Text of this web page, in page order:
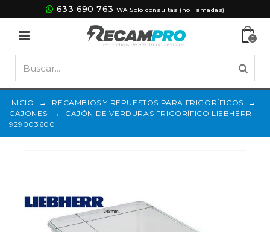
633 690 763 WA Solo consultas (no llamadas)
0
INICIO → RECAMBIOS Y REPUESTOS PARA FRIGORÍFICOS
→
CAJONES
→
CAJÓN DE VERDURAS FRIGORÍFICO LIEBHERR
929003600